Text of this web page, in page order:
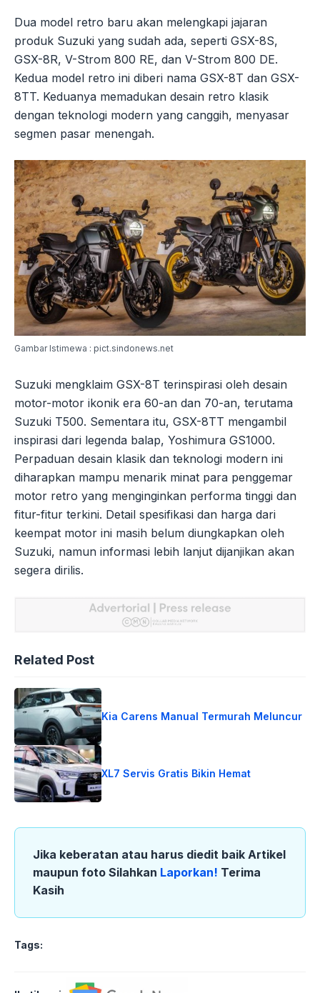
Dua model retro baru akan melengkapi jajaran
produk Suzuki yang sudah ada, seperti GSX-8S,
GSX-8R, V-Strom 800 RE, dan V-Strom 800 DE.
Kedua model retro ini diberi nama GSX-8T dan GSX-
8TT. Keduanya memadukan desain retro klasik
dengan teknologi modern yang canggih, menyasar
segmen pasar menengah.
Gambar Istimewa : pict.sindonews.net
Suzuki mengklaim GSX-8T terinspirasi oleh desain
motor-motor ikonik era 60-an dan 70-an, terutama
Suzuki T500. Sementara itu, GSX-8TT mengambil
inspirasi dari legenda balap, Yoshimura GS1000.
Perpaduan desain klasik dan teknologi modern ini
diharapkan mampu menarik minat para penggemar
motor retro yang menginginkan performa tinggi dan
fitur-fitur terkini. Detail spesifikasi dan harga dari
keempat motor ini masih belum diungkapkan oleh
Suzuki, namun informasi lebih lanjut dijanjikan akan
segera dirilis.
Related Post
Kia Carens Manual Termurah Meluncur
XL7 Servis Gratis Bikin Hemat
Jika keberatan atau harus diedit baik Artikel
maupun foto Silahkan Laporkan! Terima
Kasih
Tags: